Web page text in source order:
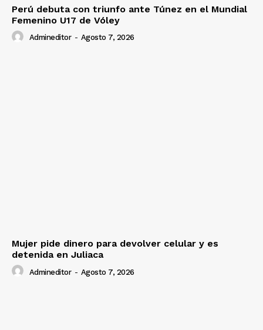
Perú debuta con triunfo ante Túnez en el Mundial
Femenino U17 de Vóley
Admineditor - Agosto 7, 2026
Mujer pide dinero para devolver celular y es
detenida en Juliaca
Admineditor - Agosto 7, 2026